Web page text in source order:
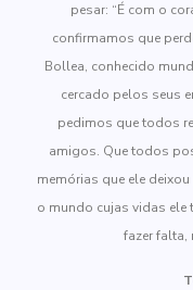
pesar: “É com o
confirmamos que
Bollea, conhecido
cercado pelos seus
pedimos que todos
amigos. Que todos
memórias que ele
o mundo cujas vidas ele
fazer falta,